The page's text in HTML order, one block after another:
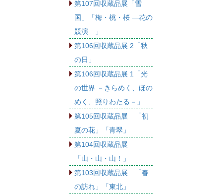
第107回収蔵品展「雪
国」「梅・桃・桜 ―花の
競演―」
第106回収蔵品展 2「秋
の日」
第106回収蔵品展 1「光
の世界 －きらめく、ほの
めく、照りわたる－」
第105回収蔵品展 「初
夏の花」「青翠」
第104回収蔵品展
「山・山・山！」
第103回収蔵品展 「春
の訪れ」「東北」